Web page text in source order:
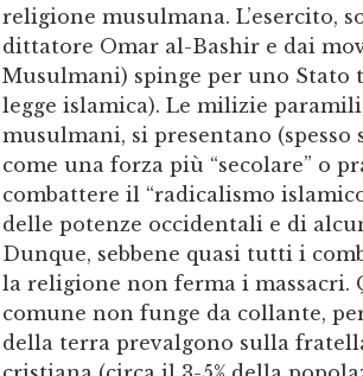
religione musulmana. L’esercito,
dittatore Omar al-Bashir e dai
Musulmani) spinge per uno Stato
legge islamica). Le milizie
musulmani, si presentano
come una forza più “secolare” o
combattere il “radicalismo
delle potenze occidentali e di
Dunque, sebbene quasi tutti i
la religione non ferma i
comune non funge da collante,
della terra prevalgono sulla